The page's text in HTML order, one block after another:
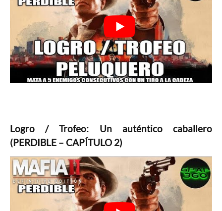
Logro / Trofeo: Un auténtico caballero
(PERDIBLE – CAPÍTULO 2)